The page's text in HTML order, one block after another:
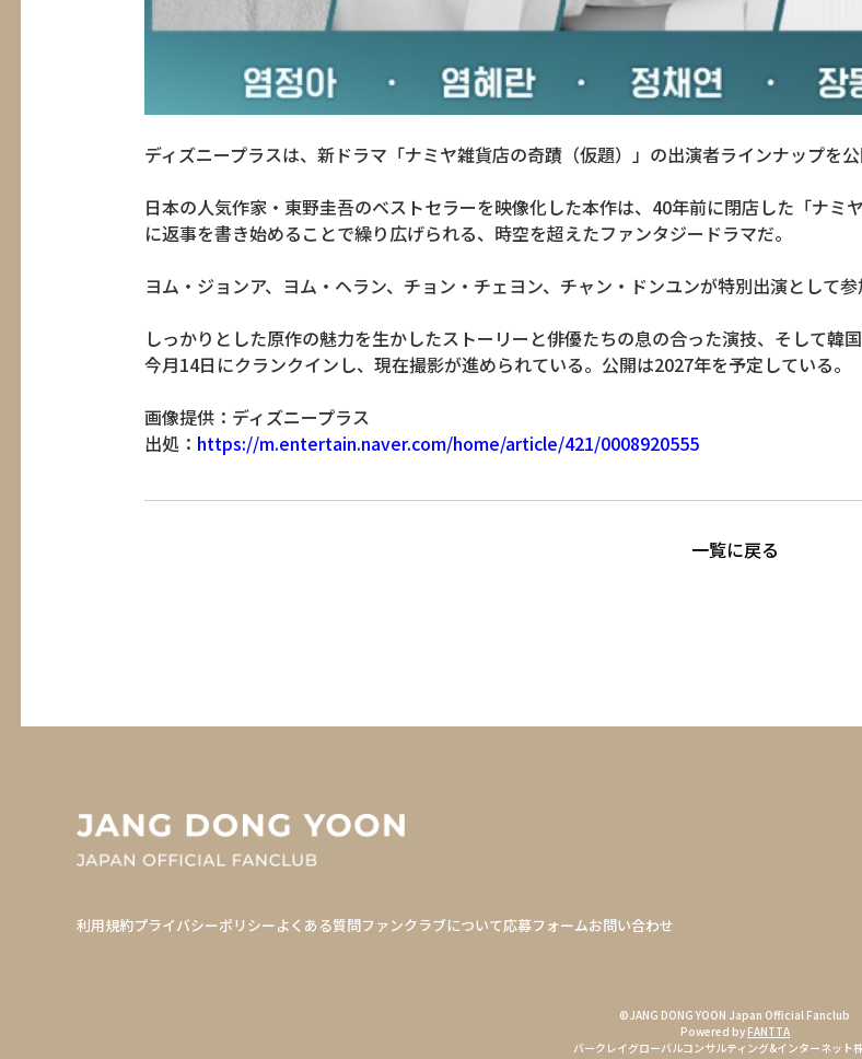
ディズニープラスは、新ドラマ「ナミヤ雑貨店の奇蹟（仮題）」の出演者ラインナップを公
日本の人気作家・東野圭吾のベストセラーを映像化した本作は、40年前に閉店した「ナ
に返事を書き始めることで繰り広げられる、時空を超えたファンタジードラマだ。
ヨム・ジョンア、ヨム・ヘラン、チョン・チェヨン、チャン・ドンユンが特別出演として
しっかりとした原作の魅力を生かしたストーリーと俳優たちの息の合った演技、そして韓
今月14日にクランクインし、現在撮影が進められている。公開は2027年を予定している。
画像提供：ディズニープラス
出処： https://m.entertain.naver.com/home/article/421/0008920555
一覧に戻る
利用規約プライバシーポリシーよくある質問ファンクラブについて応募フォームお問い合わせ
©JANG DONG YOON Japan Official Fanclub
Powered by FANTTA
バークレイグローバルコンサルティング&インターネット